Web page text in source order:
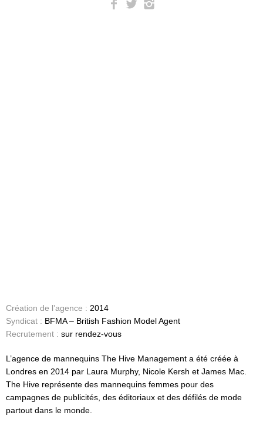
Création de l’agence : 2014
Syndicat : BFMA – British Fashion Model Agent
Recrutement : sur rendez-vous
L’agence de mannequins The Hive Management a été créée à
Londres en 2014 par Laura Murphy, Nicole Kersh et James Mac.
The Hive représente des mannequins femmes pour des
campagnes de publicités, des éditoriaux et des défilés de mode
partout dans le monde.